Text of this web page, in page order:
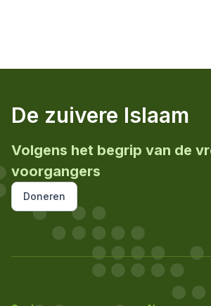
De zuivere Islaam
Volgens het begrip van de
voorgangers
Doneren